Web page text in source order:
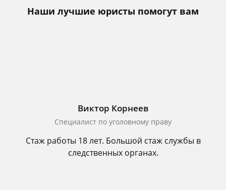
Наши лучшие юристы помогут вам
Виктор Корнеев
Cпециалист по уголовному праву
Стаж работы 18 лет. Большой стаж службы в
следственных органах.